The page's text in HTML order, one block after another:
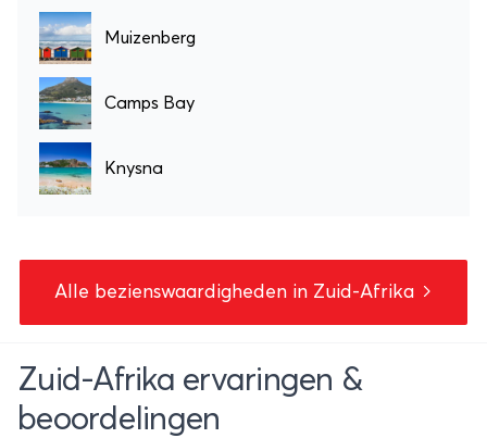
Muizenberg
Camps Bay
Knysna
Alle bezienswaardigheden in Zuid-Afrika
Zuid-Afrika ervaringen &
beoordelingen